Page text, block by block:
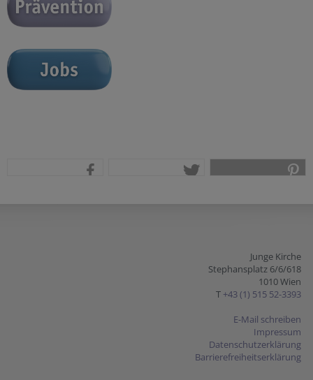
Junge Kirche
Stephansplatz 6/6/618
1010 Wien
T +43 (1) 515 52-3393
E-Mail schreiben
Impressum
Datenschutzerklärung
Barrierefreiheitserklärung